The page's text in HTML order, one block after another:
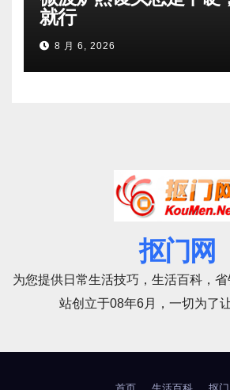
就行
8 月 6, 2026
抠门网
为您提供日常生活技巧，生活百科，
站创立于08年6月，一切为了